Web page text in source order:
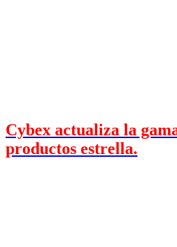
Cybex actualiza la
productos estrella.